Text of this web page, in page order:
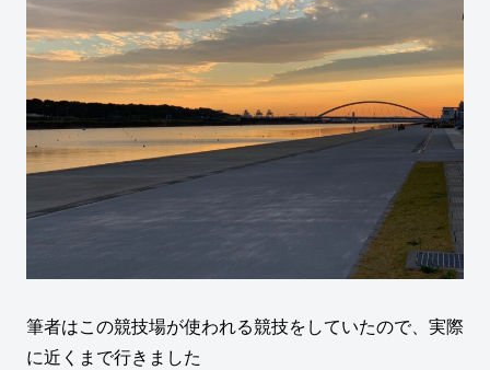
筆者はこの競技場が使われる競技をしていたので、実際
に近くまで行きました